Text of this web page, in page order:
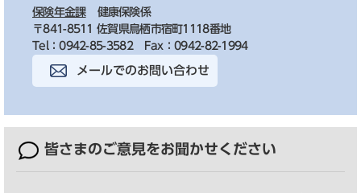
保険年金課
健康保険係
〒841-8511 佐賀県鳥栖市宿町1118番地
Tel：0942-85-3582
Fax：0942-82-1994
メールでのお問い合わせ
皆さまのご意見をお聞かせください